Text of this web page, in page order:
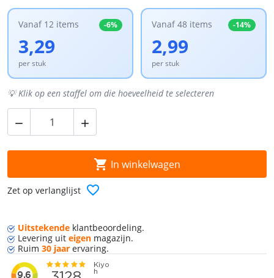
Vanaf 12 items -6%
3,29
per stuk
Vanaf 48 items -14%
2,99
per stuk
💡 Klik op een staffel om die hoeveelheid te selecteren
 
 In winkelwagen
Zet op verlanglijst favorite_border
Uitstekende klantbeoordeling.
Levering uit eigen magazijn.
Ruim 30 jaar ervaring.